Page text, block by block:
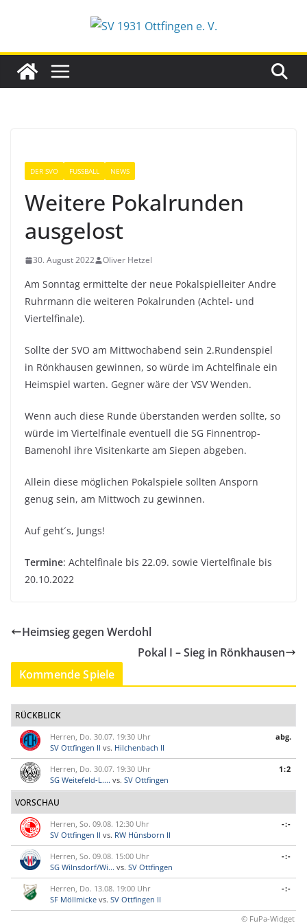
DER SVO FUSSBALL NEWS
Weitere Pokalrunden
ausgelost
30. August 2022 Oliver Hetzel
Am Sonntag ermittelte der neue Pokalspielleiter Andre
Ruhrmann die weiteren Pokalrunden (Achtel- und
Viertelfinale).
Sollte der SVO am Mittwochabend sein 2.Rundenspiel
in Rönkhausen gewinnen, so würde im Achtelfinale ein
Heimspiel warten. Gegner wäre der VSV Wenden.
Wenn auch diese Runde überstanden werden sollte, so
würde im Viertelfinale eventuell die SG Finnentrop-
Bamenohl ihre Visitenkarte am Siepen abgeben.
Allein diese möglichen Pokalspiele sollten Ansporn
genug sein, am Mittwoch zu gewinnen.
Auf geht´s, Jungs!
Termine: Achtelfinale bis 22.09. sowie Viertelfinale bis
20.10.2022
Heimsieg gegen Werdohl
Pokal I – Sieg in Rönkhausen
Kommende Spiele
RÜCKBLICK
Herren, Do. 30.07. 19:30 Uhr
SV Ottfingen II vs. Hilchenbach II
abg.
Herren, Do. 30.07. 19:30 Uhr
SG Weitefeld-L.... vs. SV Ottfingen
1:2
VORSCHAU
Herren, So. 09.08. 12:30 Uhr
SV Ottfingen II vs. RW Hünsborn II
-:-
Herren, So. 09.08. 15:00 Uhr
SG Wilnsdorf/Wi... vs. SV Ottfingen
-:-
Herren, Do. 13.08. 19:00 Uhr
SF Möllmicke vs. SV Ottfingen II
-:-
© FuPa-Widget